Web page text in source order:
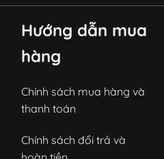
Hướng dẫn mua
hàng
Chính sách mua hàng và
thanh toán
Chính sách đổi trả và